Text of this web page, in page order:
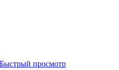
Быстрый просмотр